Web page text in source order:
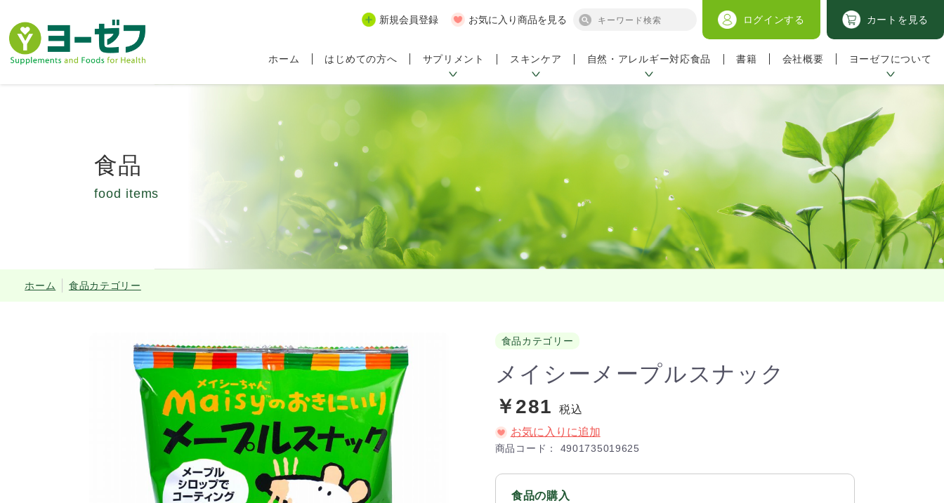
新規会員登録 お気に入り商品を見る ログインする カートを見る
ホーム はじめての方へ サプリメント スキンケア 自然・アレルギー対応食品 書籍 会社概要 ヨーゼフについて
食品
food items
ホーム 食品カテゴリー
食品カテゴリー
メイシーメープルスナック
￥281
税込
お気に入りに追加
商品コード： 4901735019625
食品の購入